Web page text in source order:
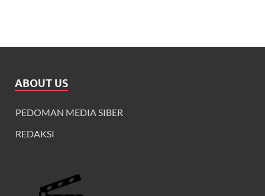
ABOUT US
PEDOMAN MEDIA SIBER
REDAKSI